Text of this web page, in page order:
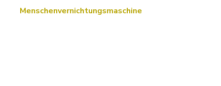
Menschenvernichtungsmaschine